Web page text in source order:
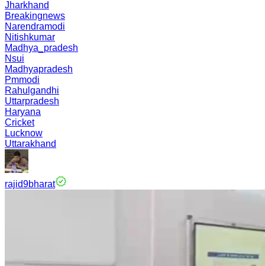
Jharkhand
Breakingnews
Narendramodi
Nitishkumar
Madhya_pradesh
Nsui
Madhyapradesh
Pmmodi
Rahulgandhi
Uttarpradesh
Haryana
Cricket
Lucknow
Uttarakhand
rajid9bharat